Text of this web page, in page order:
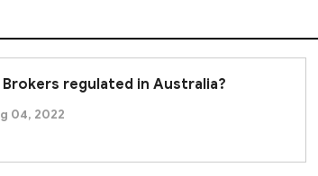
is legitimately covered by this
regulated in Australia?
04, 2022